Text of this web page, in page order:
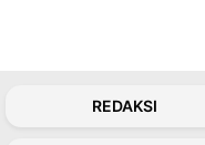
REDAKSI